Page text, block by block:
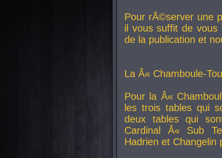
Pour rÃ©server une
il vous suffit de vous
de la publication et
La Â« Chamboule-
Pour la Â«
les trois tables qui
deux tables qui
Cardinal
Â« Sub
Hadrien et Changelin